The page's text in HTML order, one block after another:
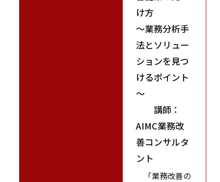
け方
～業務分析手
法とソリュー
ションを見つ
けるポイント
～
講師：
AIMC業務改
善コンサルタ
ント
「業務改善の